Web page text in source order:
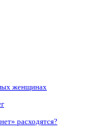
женщинах
расходятся?